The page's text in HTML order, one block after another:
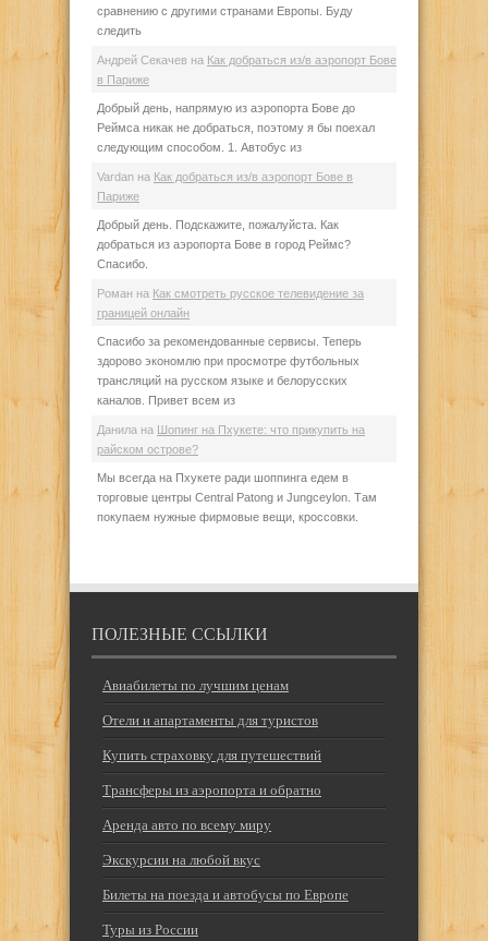
сравнению с другими странами Европы. Буду
следить
Андрей Секачев на Как добраться из/в аэропорт Бове
в Париже
Добрый день, напрямую из аэропорта Бове до
Реймса никак не добраться, поэтому я бы поехал
следующим способом. 1. Автобус из
Vardan на Как добраться из/в аэропорт Бове в
Париже
Добрый день. Подскажите, пожалуйста. Как
добраться из аэропорта Бове в город Реймс?
Спасибо.
Роман на Как смотреть русское телевидение за
границей онлайн
Спасибо за рекомендованные сервисы. Теперь
здорово экономлю при просмотре футбольных
трансляций на русском языке и белорусских
каналов. Привет всем из
Данила на
Шопинг на Пхукете: что прикупить на
райском острове?
Мы всегда на Пхукете ради шоппинга едем в
торговые центры Central Patong и Jungceylon. Там
покупаем нужные фирмовые вещи, кроссовки.
ПОЛЕЗНЫЕ ССЫЛКИ
Авиабилеты по лучшим ценам
Отели и апартаменты для туристов
Купить страховку для путешествий
Трансферы из аэропорта и обратно
Аренда авто по всему миру
Экскурсии на любой вкус
Билеты на поезда и автобусы по Европе
Туры из России